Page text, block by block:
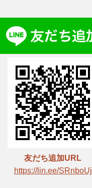
友だち追加URL
https://lin.ee/SRnboUj